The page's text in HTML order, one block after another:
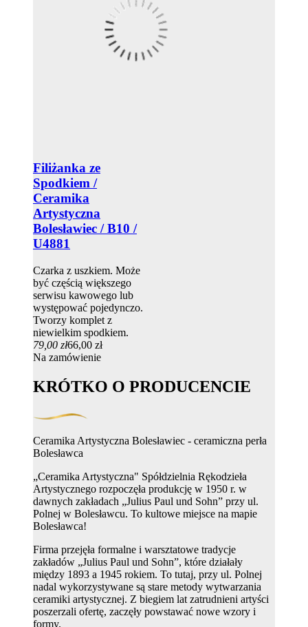
Filiżanka ze
Spodkiem /
Ceramika
Artystyczna
Bolesławiec / B10 /
U4881
Czarka z uszkiem. Może
być częścią większego
serwisu kawowego lub
występować pojedynczo.
Tworzy komplet z
niewielkim spodkiem.
79,00 zł66,00 zł
Na zamówienie
KRÓTKO O PRODUCENCIE
Ceramika Artystyczna Bolesławiec - ceramiczna perła
Bolesławca
„Ceramika Artystyczna" Spółdzielnia Rękodzieła
Artystycznego rozpoczęła produkcję w 1950 r. w
dawnych zakładach „Julius Paul und Sohn” przy ul.
Polnej w Bolesławcu. To kultowe miejsce na mapie
Bolesławca!
Firma przejęła formalne i warsztatowe tradycje
zakładów „Julius Paul und Sohn”, które działały
między 1893 a 1945 rokiem. To tutaj, przy ul. Polnej
nadal wykorzystywane są stare metody wytwarzania
ceramiki artystycznej. Z biegiem lat zatrudnieni artyści
poszerzali ofertę, zaczęły powstawać nowe wzory i
formy.